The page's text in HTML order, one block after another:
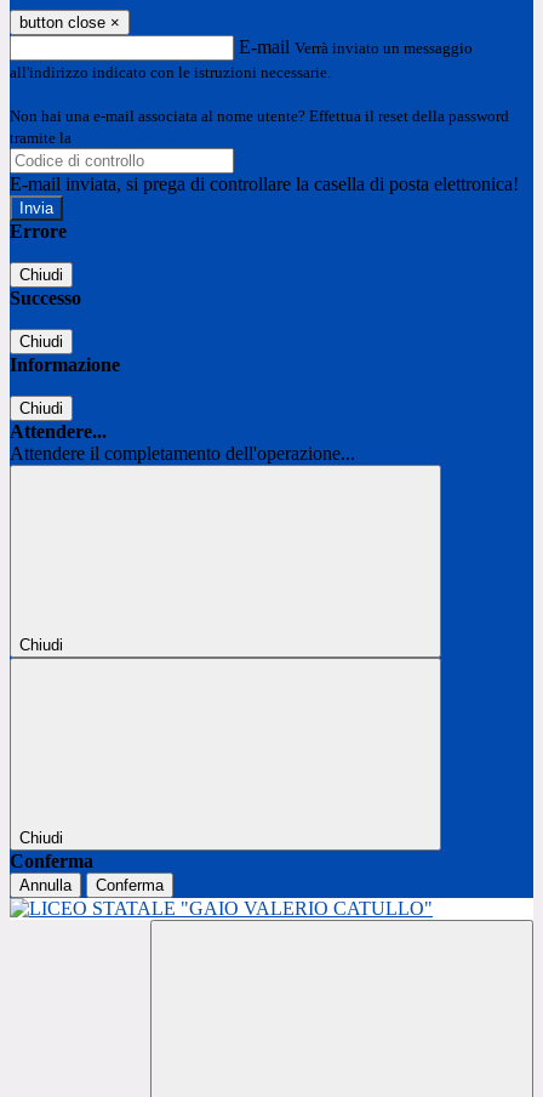
button close ×
E-mail Verrà inviato un messaggio
all'indirizzo indicato con le istruzioni necessarie.
Non hai una e-mail associata al nome utente? Effettua il reset della password
tramite la
E-mail inviata, si prega di controllare la casella di posta elettronica!
Errore
Chiudi
Successo
Chiudi
Informazione
Chiudi
Attendere...
Attendere il completamento dell'operazione...
Chiudi
Chiudi
Conferma
Annulla Conferma